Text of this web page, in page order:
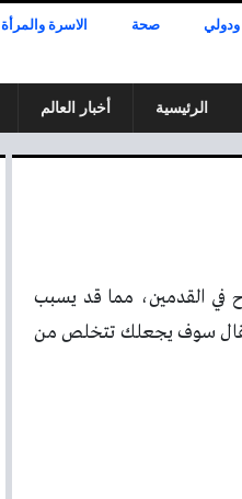
صحة الاسرة والمرأة
الرئيسية أخبار العالم
في القدمين، مما قد يسبب
المقال سوف يجعلك تتخلص من